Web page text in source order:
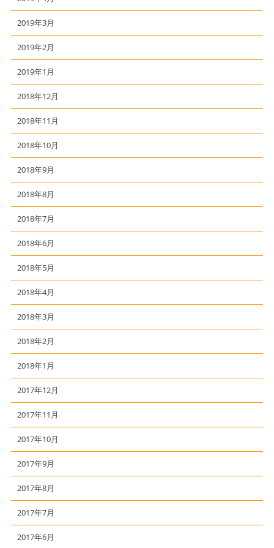
2019年3月
2019年2月
2019年1月
2018年12月
2018年11月
2018年10月
2018年9月
2018年8月
2018年7月
2018年6月
2018年5月
2018年4月
2018年3月
2018年2月
2018年1月
2017年12月
2017年11月
2017年10月
2017年9月
2017年8月
2017年7月
2017年6月